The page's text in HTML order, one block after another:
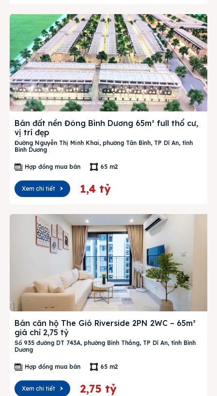
Bán đất nền Đông Bình Dương 65m² full thổ cư,
vị trí đẹp
Đường Nguyễn Thị Minh Khai, phường Tân Bình, TP Dĩ An, tỉnh
Bình Dương
Hợp đồng mua bán 65 m2
Xem chi tiết 1,4 tỷ
Bán căn hộ The Gió Riverside 2PN 2WC – 65m²
giá chỉ 2,75 tỷ
Số 935 đường DT 743A, phường Bình Thắng, TP Dĩ An, tỉnh Bình
Dương
Hợp đồng mua bán 65 m2
Xem chi tiết 2,75 tỷ